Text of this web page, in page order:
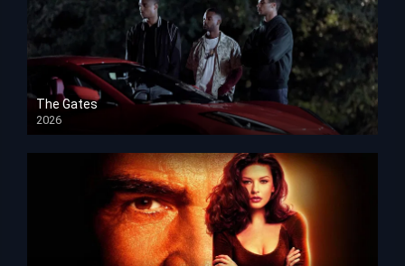
The Gates
2026
HD 1080p